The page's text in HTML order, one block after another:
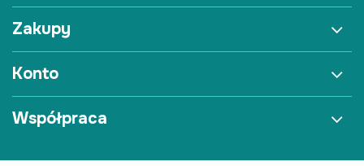
Zakupy
Konto
Współpraca